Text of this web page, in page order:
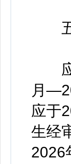
五
应
月
应于
生经
2026